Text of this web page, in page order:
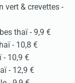
vert & crevettes -
thaï - 9,9 €
- 10,8 €
10,9 €
- 12,9 €